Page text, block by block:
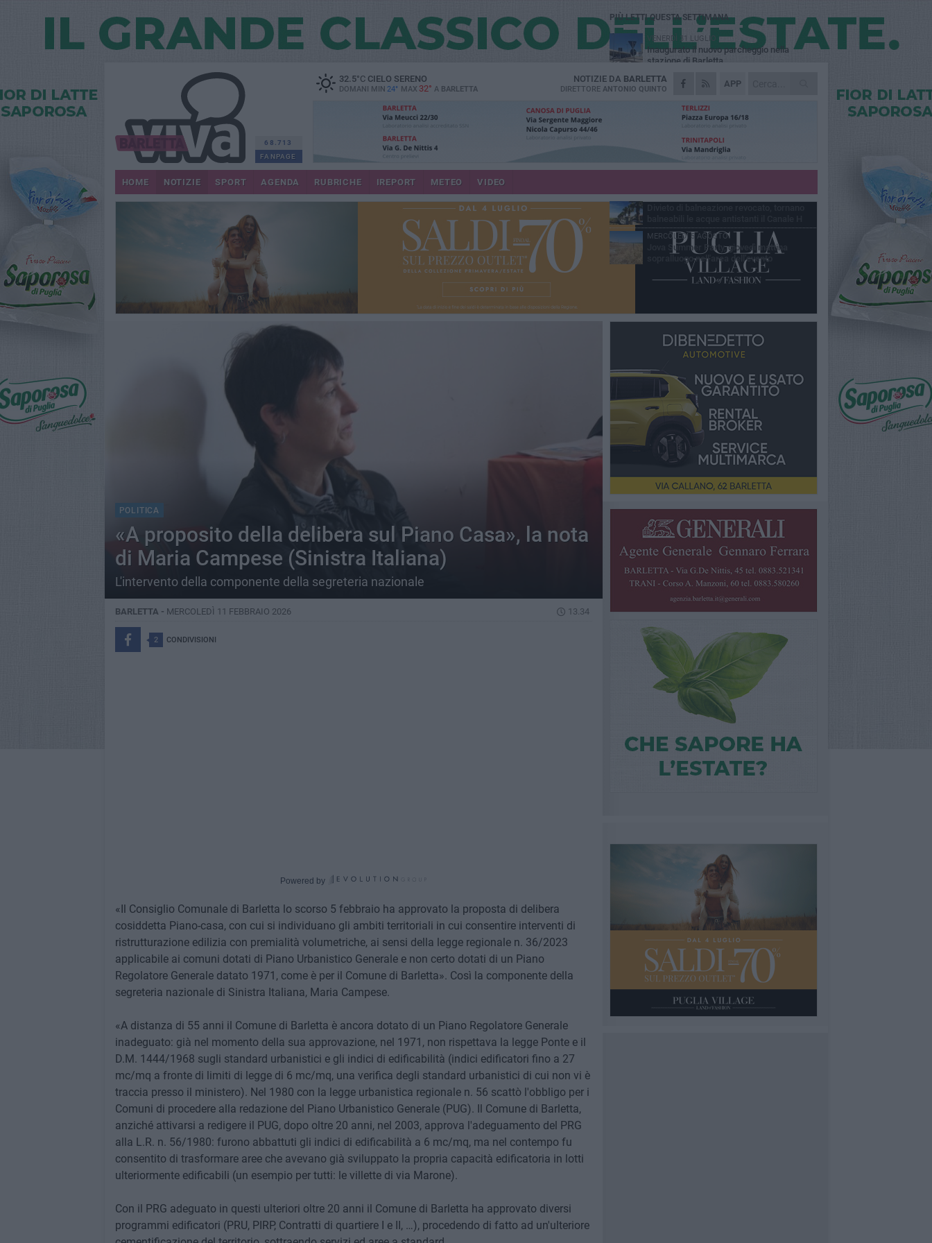
68.713
FANPAGE
32.5°CCIELO SERENO
DOMANI MIN 24° MAX 32° A BARLETTA
APP
NOTIZIE DA BARLETTA
DIRETTORE ANTONIO QUINTO
HOME NOTIZIE SPORT AGENDA RUBRICHE IREPORT METEO VIDEO
POLITICA
«A proposito della delibera sul Piano Casa», la nota
di Maria Campese (Sinistra Italiana)
L'intervento della componente della segreteria nazionale
BARLETTA - MERCOLEDÌ 11 FEBBRAIO 2026 13.34
2 CONDIVISIONI
Powered by
«Il Consiglio Comunale di Barletta lo scorso 5 febbraio ha approvato la proposta di delibera
cosiddetta Piano-casa, con cui si individuano gli ambiti territoriali in cui consentire interventi di
ristrutturazione edilizia con premialità volumetriche, ai sensi della legge regionale n. 36/2023
applicabile ai comuni dotati di Piano Urbanistico Generale e non certo dotati di un Piano
Regolatore Generale datato 1971, come è per il Comune di Barletta». Così la componente della
segreteria nazionale di Sinistra Italiana, Maria Campese.
«A distanza di 55 anni il Comune di Barletta è ancora dotato di un Piano Regolatore Generale
inadeguato: già nel momento della sua approvazione, nel 1971, non rispettava la legge Ponte e il
D.M. 1444/1968 sugli standard urbanistici e gli indici di edificabilità (indici edificatori fino a 27
mc/mq a fronte di limiti di legge di 6 mc/mq, una verifica degli standard urbanistici di cui non vi è
traccia presso il ministero). Nel 1980 con la legge urbanistica regionale n. 56 scattò l'obbligo per i
Comuni di procedere alla redazione del Piano Urbanistico Generale (PUG). Il Comune di Barletta,
anziché attivarsi a redigere il PUG, dopo oltre 20 anni, nel 2003, approva l'adeguamento del PRG
alla L.R. n. 56/1980: furono abbattuti gli indici di edificabilità a 6 mc/mq, ma nel contempo fu
consentito di trasformare aree che avevano già sviluppato la propria capacità edificatoria in lotti
ulteriormente edificabili (un esempio per tutti: le villette di via Marone).
Con il PRG adeguato in questi ulteriori oltre 20 anni il Comune di Barletta ha approvato diversi
programmi edificatori (PRU, PIRP, Contratti di quartiere I e II, …), procedendo di fatto ad un'ulteriore
PIÙ LETTI QUESTA SETTIMANA
VENERDÌ 31 LUGLIO
Inaugurato il nuovo parcheggio nella
stazione di Barletta
MERCOLEDÌ 5 AGOSTO
Barletta piange Gioacchino Dagnello:
GIOVEDÌ 30 LUGLIO
gioielleria, banditi in fuga
DOMENICA 2 AGOSTO
Beni confiscati alla mafia. Nasce il servizio
VENERDÌ 31 LUGLIO
MERCOLEDÌ 5 AGOSTO
Jova Summer Party, giovedì mattina
sopralluogo nell'area dell'evento